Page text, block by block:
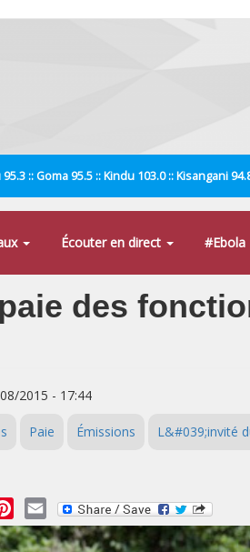
:: Goma 95.5 :: Kindu 103.0 :: Kisangani
Écouter en direct #Ebola
des
2015 - 17:44
Paie Émissions L&#039;invité
Pinterest
Email